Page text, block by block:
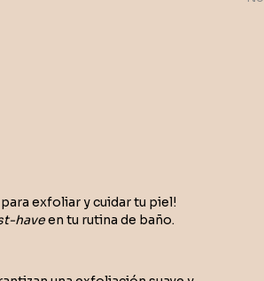
exfoliar y cuidar tu piel!
haveen tu rutina de baño.